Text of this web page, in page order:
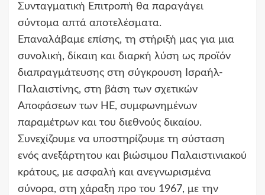
Συνταγματική Επιτροπή θα παραγάγει
σύντομα απτά αποτελέσματα.
Επαναλάβαμε επίσης, τη στήριξή μας για μια
συνολική, δίκαιη και διαρκή λύση ως προϊόν
διαπραγμάτευσης στη σύγκρουση Ισραήλ-
Παλαιστίνης, στη βάση των σχετικών
Αποφάσεων των ΗΕ, συμφωνημένων
παραμέτρων και του διεθνούς δικαίου.
Συνεχίζουμε να υποστηρίζουμε τη σύσταση
ενός ανεξάρτητου και βιώσιμου Παλαιστινιακού
κράτους, με ασφαλή και ανεγνωρισμένα
σύνορα, στη χάραξη προ του 1967, με την